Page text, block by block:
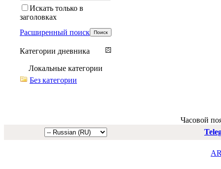
Искать только в
заголовках
Расширенный поиск
Категории дневника
Локальные категории
Без категории
Часовой